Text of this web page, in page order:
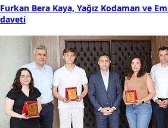
Furkan Bera Kaya, Yağız Kodaman ve
daveti